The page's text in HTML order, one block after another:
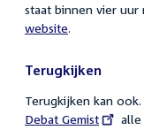
staat binnen vier uur
website.
Terugkijken
Terugkijken kan
External
Debat Gemist alle